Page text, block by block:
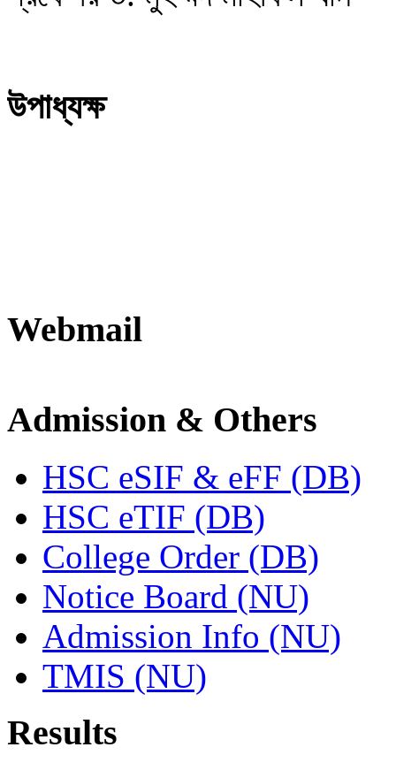
উপাধ্যক্ষ
Webmail
Admission & Others
HSC eSIF & eFF (DB)
HSC eTIF (DB)
College Order (DB)
Notice Board (NU)
Admission Info (NU)
TMIS (NU)
Results